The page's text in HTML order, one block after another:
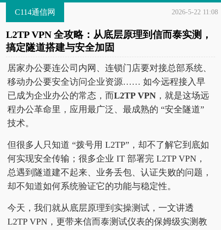
C114通信网 2026-5-22 11:08
L2TP VPN 全攻略：从底层原理到信而泰实测，
搞定隧道搭建与安全加固
居家办公要连公司内网、连锁门店要对接总部系统、
移动办公要安全访问企业资源…… 如今远程接入早
已成为企业办公的常态，而L2TP VPN ，就是这场远
程办公革命里，应用最广泛、最成熟的 “安全隧道”
技术。
但很多人只知道 “拨号用 L2TP”，却不了解它到底如
何实现安全传输；很多企业 IT 部署完 L2TP VPN，
总遇到隧道建不起来、业务丢包、认证失败的问题，
却不知道如何系统验证它的功能与稳定性。
今天，我们就从底层原理到实操测试，一文讲透
L2TP VPN，更带来信而泰测试仪表的保姆级实测教